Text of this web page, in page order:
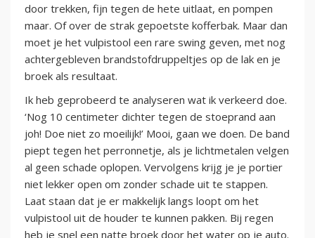
door trekken, fijn tegen de hete uitlaat, en pompen
maar. Of over de strak gepoetste kofferbak. Maar dan
moet je het vulpistool een rare swing geven, met nog
achtergebleven brandstofdruppeltjes op de lak en je
broek als resultaat.
Ik heb geprobeerd te analyseren wat ik verkeerd doe.
‘Nog 10 centimeter dichter tegen de stoeprand aan
joh! Doe niet zo moeilijk!’ Mooi, gaan we doen. De band
piept tegen het perronnetje, als je lichtmetalen velgen
al geen schade oplopen. Vervolgens krijg je je portier
niet lekker open om zonder schade uit te stappen.
Laat staan dat je er makkelijk langs loopt om het
vulpistool uit de houder te kunnen pakken. Bij regen
heb je snel een natte broek door het water op je auto.